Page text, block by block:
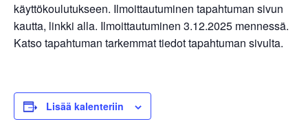
käyttökoulutukseen. Ilmoittautuminen tapahtuman sivun
kautta, linkki alla. Ilmoittautuminen 3.12.2025 mennessä.
Katso tapahtuman tarkemmat tiedot tapahtuman sivulta.
Lisää kalenteriin